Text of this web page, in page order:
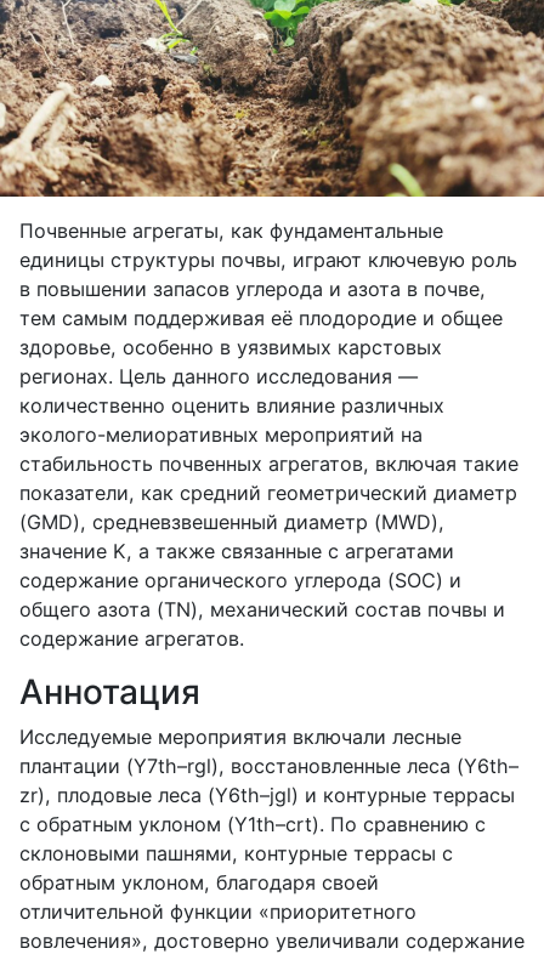
Почвенные агрегаты, как фундаментальные
единицы структуры почвы, играют ключевую роль
в повышении запасов углерода и азота в почве,
тем самым поддерживая её плодородие и общее
здоровье, особенно в уязвимых карстовых
регионах. Цель данного исследования —
количественно оценить влияние различных
эколого-мелиоративных мероприятий на
стабильность почвенных агрегатов, включая такие
показатели, как средний геометрический диаметр
(GMD), средневзвешенный диаметр (MWD),
значение K, а также связанные с агрегатами
содержание органического углерода (SOC) и
общего азота (TN), механический состав почвы и
содержание агрегатов.
Аннотация
Исследуемые мероприятия включали лесные
плантации (Y7th–rgl), восстановленные леса (Y6th–
zr), плодовые леса (Y6th–jgl) и контурные террасы
с обратным уклоном (Y1th–crt). По сравнению с
склоновыми пашнями, контурные террасы с
обратным уклоном, благодаря своей
отличительной функции «приоритетного
вовлечения», достоверно увеличивали содержание